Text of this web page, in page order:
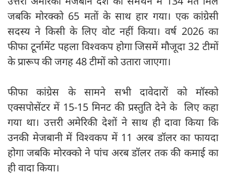
जबकि मोरक्को 65 मतों के साथ हार गया। एक कांग्रेसी
सदस्य ने किसी के लिए वोट नहीं किया। वर्ष 2026 का
फीफा टूर्नामेंट पहला विश्वकप होगा जिसमें मौजूदा 32 टीमों
के प्रारूप की जगह 48 टीमों को उतारा जाएगा।
फीफा कांग्रेस के सामने सभी दावेदारों को मॉस्को
एक्सपोसेंटर में 15-15 मिनट की प्रस्तुति देने के लिए कहा
गया था। उत्तरी अमेरिकी देशों ने साथ ही दावा किया कि
उनकी मेजबानी में विश्वकप में 11 अरब डॉलर का फायदा
होगा जबकि मोरक्को ने पांच अरब डॉलर तक की कमाई का
ही वादा किया।